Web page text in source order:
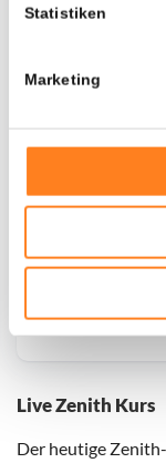
Statistiken
Marketing
Live Zenith Kurs
Der heutige
Door een fout
opgehaald,